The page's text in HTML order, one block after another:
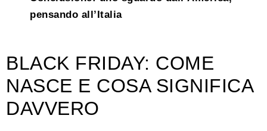
pensando all’Italia
BLACK FRIDAY: COME
NASCE E COSA SIGNIFICA
DAVVERO